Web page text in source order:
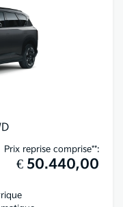
Prix reprise comprise**:
€ 50.440,00